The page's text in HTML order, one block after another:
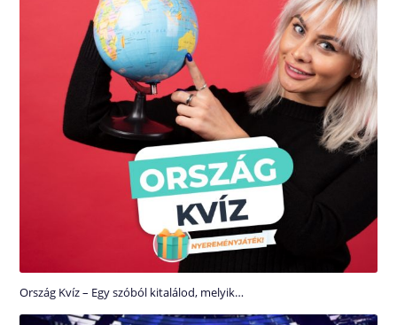
Ország Kvíz – Egy szóból kitalálod, melyik…